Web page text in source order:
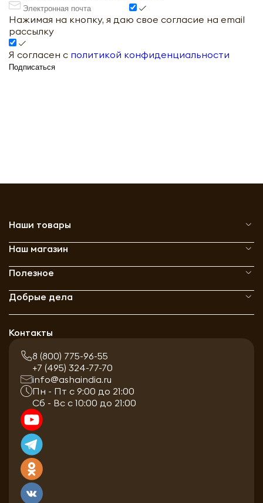
Нажимая на кнопку, я даю свое согласие на email
рассылку
Я согласен с политикой конфиденциальности
Подписаться
Наши товары
Наш магазин
Полезное
Добрые дела
Контакты
8 (800) 775-96-55
+7 (495) 324-77-70
info@ashaindia.ru
Пн - Пт с 9:00 до 21:00
Сб - Вс с 10:00 до 21:00